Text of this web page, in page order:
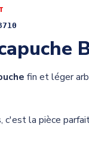
fin et léger
c'est la pièce